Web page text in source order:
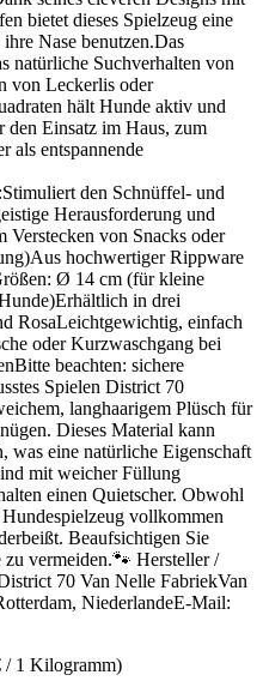
bietet dieses Spielzeug eine
Nase benutzen.Das
natürliche Suchverhalten von
von Leckerlis oder
hält Hunde aktiv und
den Einsatz im Haus, zum
als entspannende
den Schnüffel- und
Herausforderung und
Verstecken von Snacks oder
hochwertiger Rippware
Ø 14 cm (für kleine
in drei
RosaLeichtgewichtig, einfach
oder Kurzwaschgang bei
beachten: sichere
Spielen District 70
langhaarigem Plüsch für
Dieses Material kann
was eine natürliche Eigenschaft
mit weicher Füllung
einen Quietscher. Obwohl
vollkommen
Beaufsichtigen Sie
zu vermeiden.🐾 Hersteller /
70 Van Nelle FabriekVan
NiederlandeE-Mail:
/ 1 Kilogramm)